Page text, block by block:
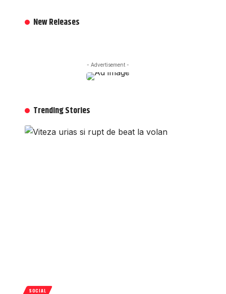
New Releases
- Advertisement -
Trending Stories
SOCIAL